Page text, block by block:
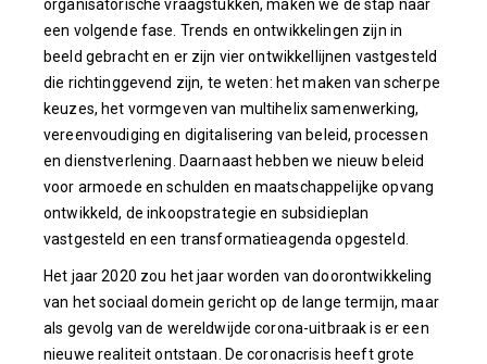
organisatorische vraagstukken, maken we de stap naar
een volgende fase. Trends en ontwikkelingen zijn in
beeld gebracht en er zijn vier ontwikkellijnen vastgesteld
die richtinggevend zijn, te weten: het maken van scherpe
keuzes, het vormgeven van multihelix samenwerking,
vereenvoudiging en digitalisering van beleid, processen
en dienstverlening. Daarnaast hebben we nieuw beleid
voor armoede en schulden en maatschappelijke opvang
ontwikkeld, de inkoopstrategie en subsidieplan
vastgesteld en een transformatieagenda opgesteld.
Het jaar 2020 zou het jaar worden van doorontwikkeling
van het sociaal domein gericht op de lange termijn, maar
als gevolg van de wereldwijde corona-uitbraak is er een
nieuwe realiteit ontstaan. De coronacrisis heeft grote